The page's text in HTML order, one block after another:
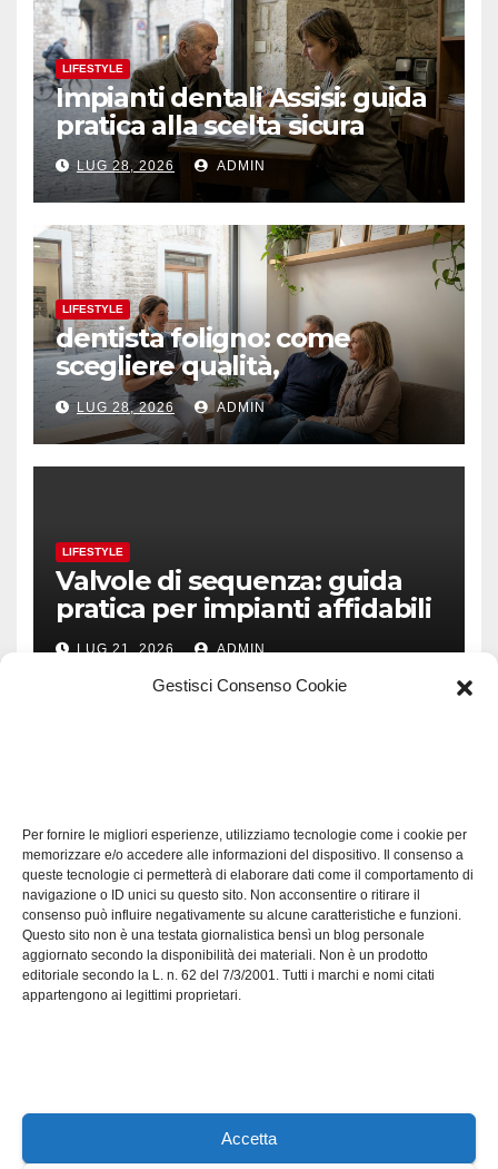
Gestisci Consenso Cookie
Per fornire le migliori esperienze, utilizziamo tecnologie come i cookie per
memorizzare e/o accedere alle informazioni del dispositivo. Il consenso a
queste tecnologie ci permetterà di elaborare dati come il comportamento di
navigazione o ID unici su questo sito. Non acconsentire o ritirare il
consenso può influire negativamente su alcune caratteristiche e funzioni.
Questo sito non è una testata giornalistica bensì un blog personale
aggiornato secondo la disponibilità dei materiali. Non è un prodotto
editoriale secondo la L. n. 62 del 7/3/2001. Tutti i marchi e nomi citati
appartengono ai legittimi proprietari.
Accetta
LIFESTYLE
Impianti dentali Assisi: guida
pratica alla scelta sicura
LUG 28, 2026 ADMIN
LIFESTYLE
dentista foligno: come
scegliere qualità,
prevenzione e fiducia
LUG 28, 2026 ADMIN
LIFESTYLE
Valvole di sequenza: guida
pratica per impianti affidabili
LUG 21, 2026 ADMIN
Software manutenzioni:
guida pratica alla scelta
efficace
LUG 17, 2026 ADMIN
Axeleroacademy.it